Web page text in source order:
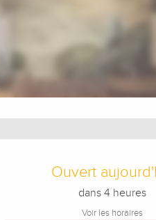
Ouverture
Ouvert
dans 4 heures
Voir les horaires